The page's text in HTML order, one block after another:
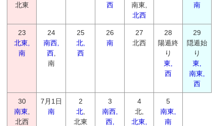
北東
西
南東,
北西
南
23
北東,
南
24
南西,
西,
南
25
北,
西
26
南
27
北西
28
陽遁終
り
東,
西
29
隠遁始
り
東,
南東,
西
30
南東
北西
7月1日
南
2
北,
北東
3
南西,
西,
4
北,
北東,
5
南東,
南